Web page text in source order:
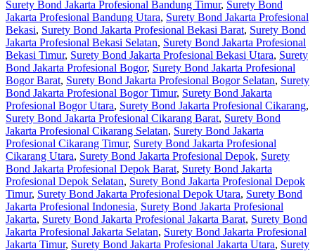
Surety Bond Jakarta Profesional Bandung Timur, Surety Bond
Jakarta Profesional Bandung Utara, Surety Bond Jakarta Profesional
Bekasi, Surety Bond Jakarta Profesional Bekasi Barat, Surety Bond
Jakarta Profesional Bekasi Selatan, Surety Bond Jakarta Profesional
Bekasi Timur, Surety Bond Jakarta Profesional Bekasi Utara, Surety
Bond Jakarta Profesional Bogor, Surety Bond Jakarta Profesional
Bogor Barat, Surety Bond Jakarta Profesional Bogor Selatan, Surety
Bond Jakarta Profesional Bogor Timur, Surety Bond Jakarta
Profesional Bogor Utara, Surety Bond Jakarta Profesional Cikarang,
Surety Bond Jakarta Profesional Cikarang Barat, Surety Bond
Jakarta Profesional Cikarang Selatan, Surety Bond Jakarta
Profesional Cikarang Timur, Surety Bond Jakarta Profesional
Cikarang Utara, Surety Bond Jakarta Profesional Depok, Surety
Bond Jakarta Profesional Depok Barat, Surety Bond Jakarta
Profesional Depok Selatan, Surety Bond Jakarta Profesional Depok
Timur, Surety Bond Jakarta Profesional Depok Utara, Surety Bond
Jakarta Profesional Indonesia, Surety Bond Jakarta Profesional
Jakarta, Surety Bond Jakarta Profesional Jakarta Barat, Surety Bond
Jakarta Profesional Jakarta Selatan, Surety Bond Jakarta Profesional
Jakarta Timur, Surety Bond Jakarta Profesional Jakarta Utara, Surety